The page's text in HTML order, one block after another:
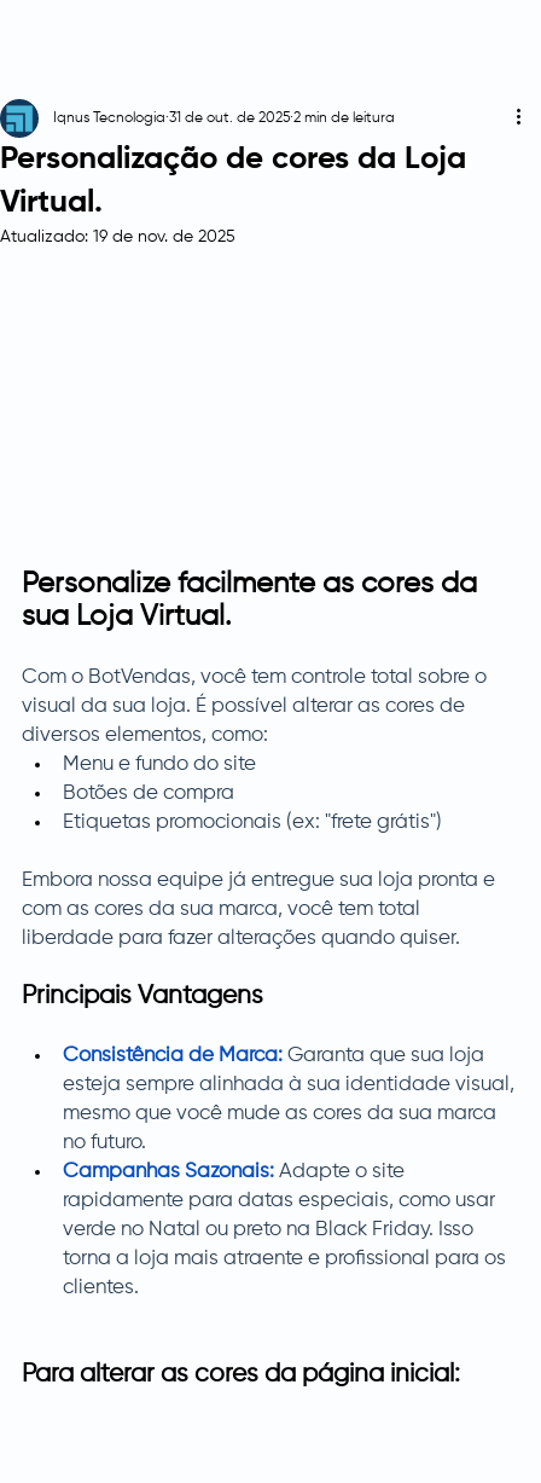
Personalização de cores da Loja
Virtual.
Iqnus Tecnologia 31 de out. de 2025 2 min de leitura
Atualizado: 19 de nov. de 2025
Personalize facilmente as cores da
sua Loja Virtual.
Com o BotVendas, você tem controle total sobre o
visual da sua loja. É possível alterar as cores de
diversos elementos, como:
Menu e fundo do site
Botões de compra
Etiquetas promocionais (ex: "frete grátis")
Embora nossa equipe já entregue sua loja pronta e
com as cores da sua marca, você tem total
liberdade para fazer alterações quando quiser.
Principais Vantagens
Consistência de Marca: Garanta que sua loja
esteja sempre alinhada à sua identidade visual,
mesmo que você mude as cores da sua marca
no futuro.
Campanhas Sazonais: Adapte o site
rapidamente para datas especiais, como usar
verde no Natal ou preto na Black Friday. Isso
torna a loja mais atraente e profissional para os
clientes.
Para alterar as cores da página inicial: